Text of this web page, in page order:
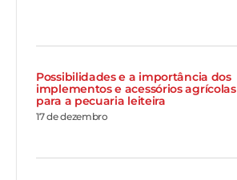
Possibilidades e a importância dos
implementos e acessórios agrícolas
para a pecuaria leiteira
17 de dezembro